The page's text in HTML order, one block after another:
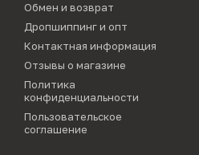
Обмен и возврат
Дропшиппинг и опт
Контактная информация
Отзывы о магазине
Политика
конфиденциальности
Пользовательское
соглашение